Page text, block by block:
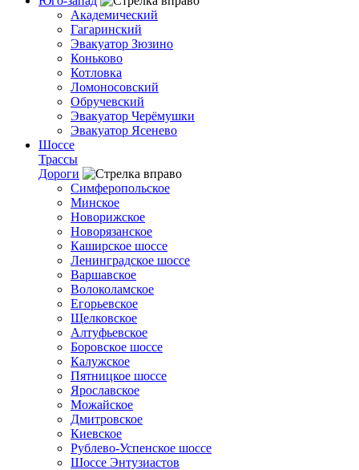
Академический
Гагаринский
Эвакуатор Зюзино
Коньково
Котловка
Ломоносовский
Обручевский
Эвакуатор Черёмушки
Эвакуатор Ясенево
Шоссе
Трассы
Дороги
Симферопольское
Минское
Новорижское
Новорязанское
Каширское шоссе
Ленинградское шоссе
Варшавское
Волоколамское
Егорьевское
Щелковское
Алтуфьевское
Боровское шоссе
Калужское
Пятницкое шоссе
Ярославское
Можайское
Дмитровское
Киевское
Рублево-Успенское шоссе
Шоссе Энтузиастов